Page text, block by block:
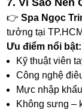
👉Spa Ngọc
tưởng tại
Ưu điểm nổi bật:
Kỹ thuật viên
Công nghệ
Mực nhập
Không sưng –